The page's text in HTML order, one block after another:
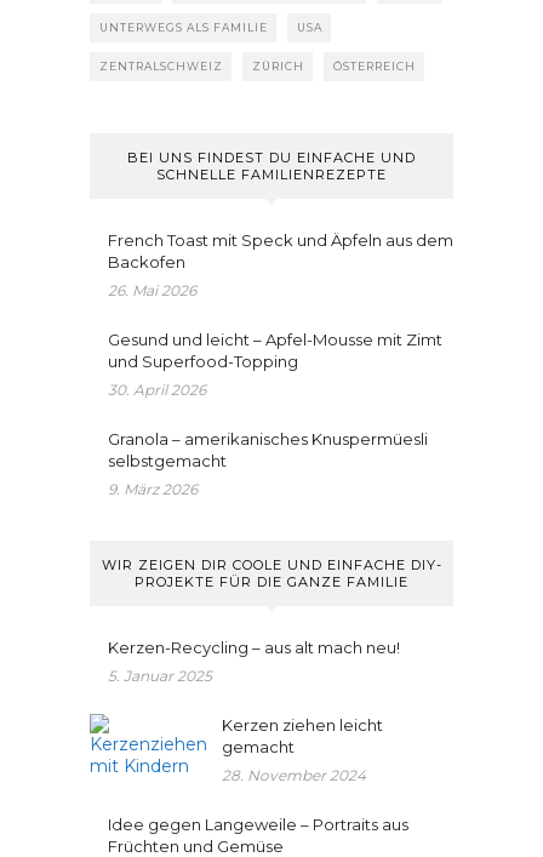
UNTERWEGS ALS FAMILIE USA
ZENTRALSCHWEIZ ZÜRICH ÖSTERREICH
BEI UNS FINDEST DU EINFACHE UND
SCHNELLE FAMILIENREZEPTE
French Toast mit Speck und Äpfeln aus dem
Backofen
26. Mai 2026
Gesund und leicht – Apfel-Mousse mit Zimt
und Superfood-Topping
30. April 2026
Granola – amerikanisches Knuspermüesli
selbstgemacht
9. März 2026
WIR ZEIGEN DIR COOLE UND EINFACHE DIY-
PROJEKTE FÜR DIE GANZE FAMILIE
Kerzen-Recycling – aus alt mach neu!
5. Januar 2025
Kerzen ziehen leicht
gemacht
28. November 2024
Idee gegen Langeweile – Portraits aus
Früchten und Gemüse